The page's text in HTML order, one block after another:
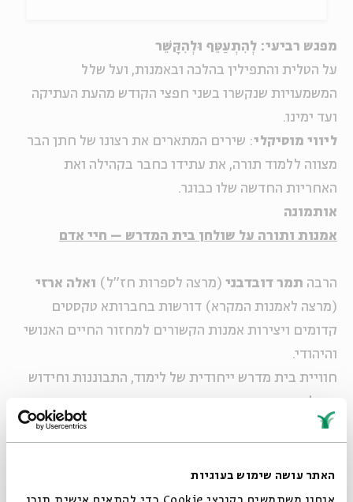
האתר עושה שימוש בעוגיות
מפגש רביעי: לְהִתְעַטֵּף וּלְהִקָּשֵׁר
על הטלית והתפילין בהלכה ובאמנות, ועל שלל
המשמעויות שנקשרו בשני חפצי הקודש מהעת העתיקה
ועד ימינו.
ליווי מוסיקלי: שירים המתארים את רצונו של חתן הבר
מצווה ללמוד תורה, את עתידו כחבר בקהילה ואת
האחריות החדשה שלו כבוגר.
אותמונה
אמנות ותורה על שולחן בית המדרש – חיי אדם
הרבה תמר דובדבני (מרצה לספרות חז"ל) ואלה ארזי
(מרצה לאמנות המקרא) דורשות בחברותא טקסטים
קדומים ויצירות אמנות הקשורים למחזור החיים האנושי
והיהודי.
חוויית בית מדרש ייחודית של לימוד, התבוננות וחידוש
במילה העתיקה וביצירה המתחדשת.
עממית וליטורגית